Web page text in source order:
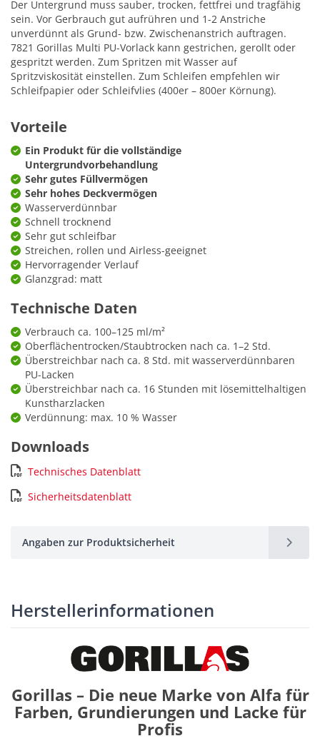
Der Untergrund muss sauber, trocken, fettfrei und tragfähig
sein. Vor Gerbrauch gut aufrühren und 1-2 Anstriche
unverdünnt als Grund- bzw. Zwischenanstrich auftragen.
7821 Gorillas Multi PU-Vorlack kann gestrichen, gerollt oder
gespritzt werden. Zum Spritzen mit Wasser auf
Spritzviskosität einstellen. Zum Schleifen empfehlen wir
Schleifpapier oder Schleifvlies (400er – 800er Körnung).
Vorteile
Ein Produkt für die vollständige
Untergrundvorbehandlung
Sehr gutes Füllvermögen
Sehr hohes Deckvermögen
Wasserverdünnbar
Schnell trocknend
Sehr gut schleifbar
Streichen, rollen und Airless-geeignet
Hervorragender Verlauf
Glanzgrad: matt
Technische Daten
Verbrauch ca. 100–125 ml/m²
Oberflächentrocken/Staubtrocken nach ca. 1–2 Std.
Überstreichbar nach ca. 8 Std. mit wasserverdünnbaren
PU-Lacken
Überstreichbar nach ca. 16 Stunden mit lösemittelhaltigen
Kunstharzlacken
Verdünnung: max. 10 % Wasser
Downloads
Technisches Datenblatt
Sicherheitsdatenblatt
Angaben zur Produktsicherheit
Herstellerinformationen
Gorillas – Die neue Marke von Alfa für
Farben, Grundierungen und Lacke für
Profis